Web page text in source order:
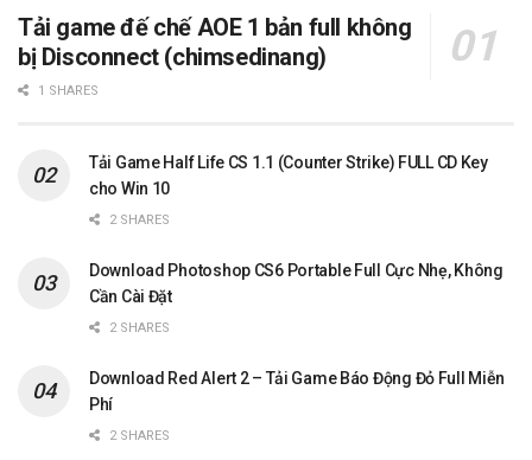
Tải game đế chế AOE 1 bản full không
bị Disconnect (chimsedinang)
1 SHARES
Tải Game Half Life CS 1.1 (Counter Strike) FULL CD Key
cho Win 10
2 SHARES
Download Photoshop CS6 Portable Full Cực Nhẹ, Không
Cần Cài Đặt
2 SHARES
Download Red Alert 2 – Tải Game Báo Động Đỏ Full Miễn
Phí
2 SHARES